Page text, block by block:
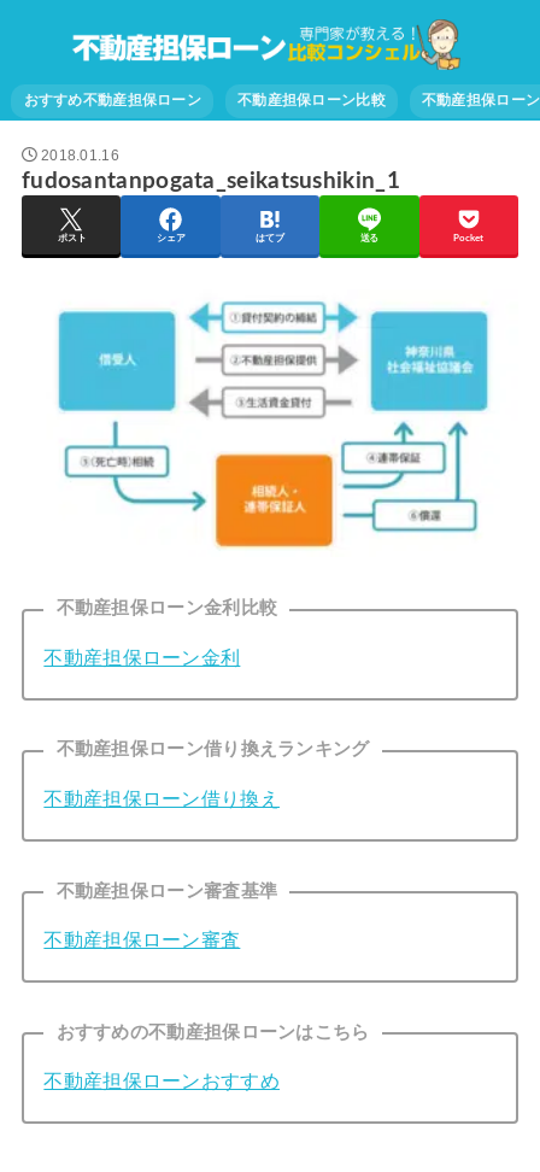
おすすめ不動産担保ローン 不動産担保ローン比較 不動産担保ロー
2018.01.16
fudosantanpogata_seikatsushikin_1
ポスト シェア はてブ 送る Pocket
不動産担保ローン金利比較
不動産担保ローン金利
不動産担保ローン借り換えランキング
不動産担保ローン借り換え
不動産担保ローン審査基準
不動産担保ローン審査
おすすめの不動産担保ローンはこちら
不動産担保ローンおすすめ